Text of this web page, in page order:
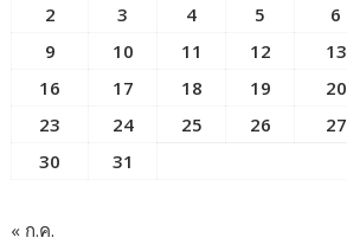
2
3 4 5 6
9
10 11 12 13
16
17 18 19 20
23
24 25 26 27
30
31
« ก.ค.